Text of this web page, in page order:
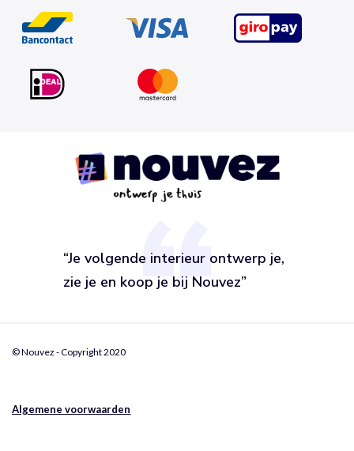
“Je volgende interieur ontwerp je,
zie je en koop je bij Nouvez”
© Nouvez - Copyright 2020
Algemene voorwaarden